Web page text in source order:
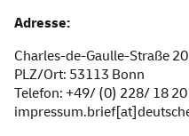
Adresse:
Charles-de-Gaulle-Straße 20
PLZ/Ort: 53113 Bonn
Telefon: +49/ (0) 228/ 18 20